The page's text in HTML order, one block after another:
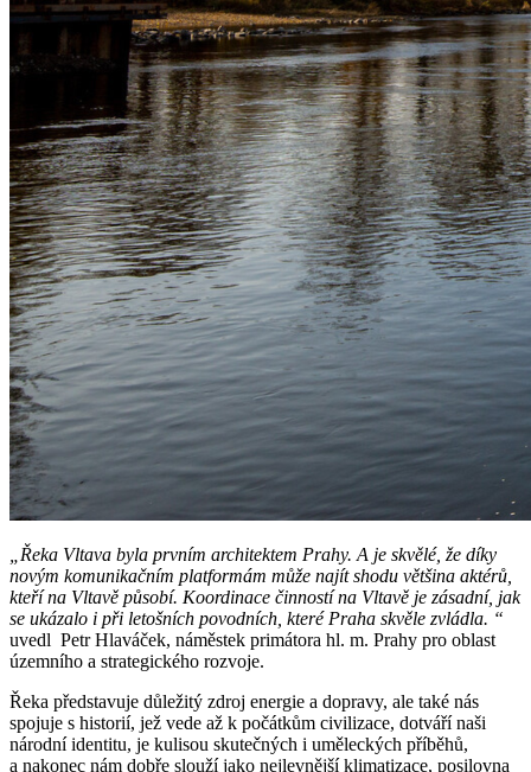
„Řeka Vltava byla prvním architektem Prahy. A je skvělé, že díky
novým komunikačním platformám může najít shodu většina aktérů,
kteří na Vltavě působí. Koordinace činností na Vltavě je zásadní, jak
se ukázalo i při letošních povodních, které Praha skvěle zvládla. “
uvedl Petr Hlaváček, náměstek primátora hl. m. Prahy pro oblast
územního a strategického rozvoje.
Řeka představuje důležitý zdroj energie a dopravy, ale také nás
spojuje s historií, jež vede až k počátkům civilizace, dotváří naši
národní identitu, je kulisou skutečných i uměleckých příběhů,
a nakonec nám dobře slouží jako nejlevnější klimatizace, posilovna